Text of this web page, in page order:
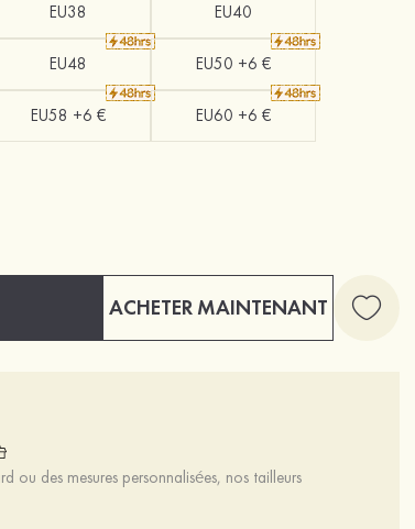
EU38 EU40
EU48 EU50 +6 €
EU58 +6 € EU60 +6 €
ACHETER MAINTENANT
ou des mesures personnalisées, nos tailleurs